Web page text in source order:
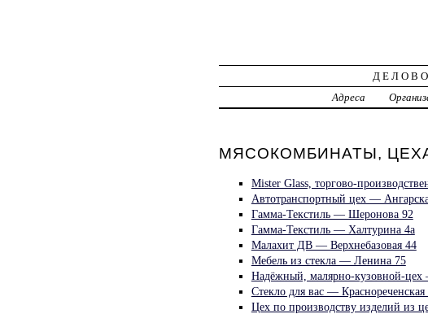
Адреса
МЯСОКОМБИНАТЫ, ЦЕХА
Mister Glass, торгово-
Автотранспортный цех —
Гамма-Текстиль — Шеронова 92
Гамма-Текстиль — Халтурина 4а
Малахит ДВ — Верхнебазовая 44
Мебель из стекла — Ленина 75
Надёжный, малярно-кузовной-
Стекло для вас — Краснореченская
Цех по производству изделий из